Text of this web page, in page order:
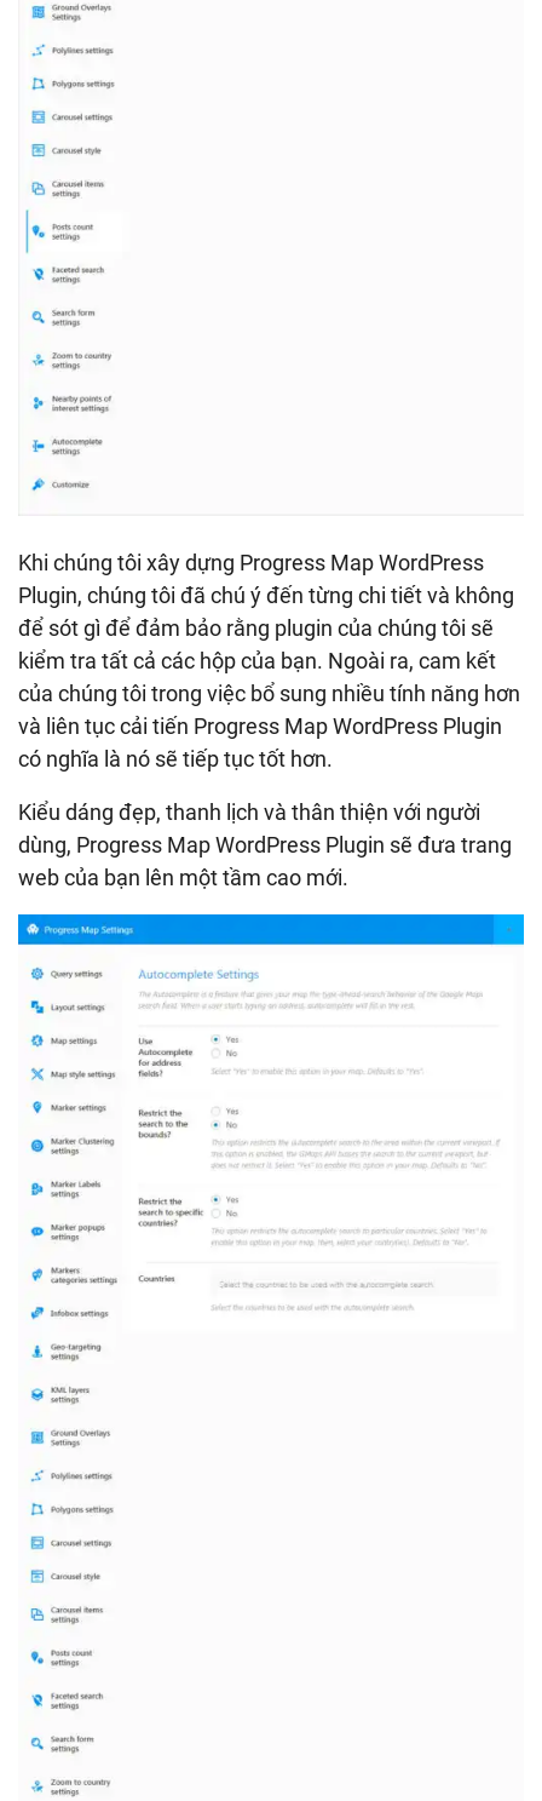
Khi chúng tôi xây dựng Progress Map WordPress
Plugin, chúng tôi đã chú ý đến từng chi tiết và không
để sót gì để đảm bảo rằng plugin của chúng tôi sẽ
kiểm tra tất cả các hộp của bạn. Ngoài ra, cam kết
của chúng tôi trong việc bổ sung nhiều tính năng hơn
và liên tục cải tiến Progress Map WordPress Plugin
có nghĩa là nó sẽ tiếp tục tốt hơn.
Kiểu dáng đẹp, thanh lịch và thân thiện với người
dùng, Progress Map WordPress Plugin sẽ đưa trang
web của bạn lên một tầm cao mới.